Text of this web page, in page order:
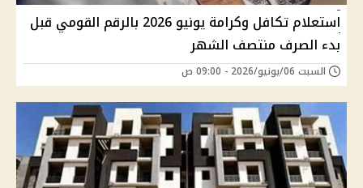
استعلام تكافل وكرامة يونيو 2026 بالرقم القومي قبل
بدء الصرف منتصف الشهر
السبت 06/يونيو/2026 - 09:00 ص